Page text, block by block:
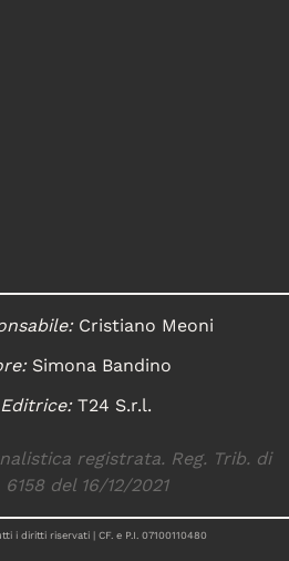
Cristiano Meoni
Simona Bandino
T24 S.r.l.
registrata. Reg. Trib. di
del 16/12/2021
i diritti riservati | CF. e P.I. 07100110480